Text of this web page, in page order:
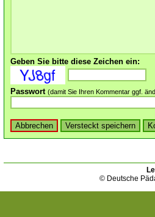
Geben Sie bitte diese Zeichen ein:
Passwort (damit Sie Ihren Kommentar ggf.
© Deutsche